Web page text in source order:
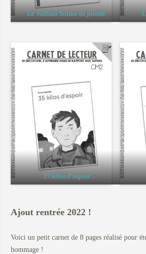
Le Vaillant Soldat de plomb
35 kilos d’espoir
Ajout rentrée 2022 !
Voici un petit carnet de 8 pages réalisé pour
hommage !